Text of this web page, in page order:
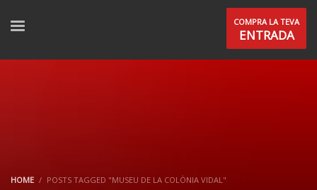
COMPRA LA TEVA
ENTRADA
HOME POSTS TAGGED "MUSEU DE LA COLÒNIA VIDAL"